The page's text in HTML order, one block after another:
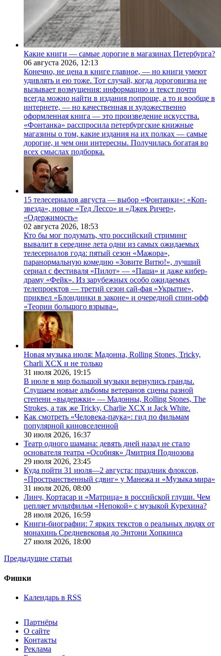
Какие книги — самые дорогие в магазинах Петербурга?
06 августа 2026, 12:13
Конечно, не цена в книге главное, — но книги умеют
удивлять и ею тоже. Тот случай, когда дороговизна не
вызывает возмущения: информацию и текст почти
всегда можно найти в издания попроще, а то и вообще в
интернете, — но качественная и художественно
оформленная книга — это произведение искусства.
«Фонтанка» расспросила петербургские книжные
магазины о том, какие издания на их полках — самые
дорогие, и чем они интересны. Получилась богатая во
всех смыслах подборка.
15 телесериалов августа — выбор «Фонтанки»: «Коп-
звезда», новые «Тед Лессо» и «Джек Ричер»,
«Одержимость»
02 августа 2026, 18:53
Кто бы мог подумать, что российский стриминг
вывалит в середине лета одни из самых ожидаемых
телесериалов года: пятый сезон «Мажора»,
паранормальную комедию «Зовите Витю!», лучший
сериал с фестиваля «Пилот» — «Паша» и даже кибер-
драму «Фейк». Из зарубежных особо ожидаемых
телепроектов — третий сезон сай-фая «Укрытие»,
приквел «Блондинки в законе» и очередной спин-офф
«Теории большого взрыва».
Новая музыка июля: Мадонна, Rolling Stones, Tricky,
Charli XCX и не только
31 июля 2026, 19:15
В июле в мир большой музыки вернулись гранды.
Слушаем новые альбомы ветеранов сцены разной
степени «выдержки» — Мадонны, Rolling Stones, The
Strokes, а так же Tricky, Charlie XCX и Jack White.
Как смотреть «Человека-паука»: гид по фильмам
популярной киновселенной
30 июля 2026, 16:37
Театр одного шамана: девять дней назад не стало
основателя театра «Особняк» Дмитрия Поднозова
29 июля 2026, 23:45
Куда пойти 31 июля—2 августа: праздник флоксов,
«Пространственный сдвиг» у Манежа и «Музыка мира»
31 июля 2026, 08:00
Линч, Кортасар и «Матрица» в российской глуши. Чем
цепляет мультфильм «Непокой» с музыкой Курехина?
28 июля 2026, 16:59
Книги-биографии: 7 ярких текстов о реальных людях от
монахинь Средневековья до Энтони Хопкинса
27 июля 2026, 18:00
Предыдущие статьи
Фишки
Календарь в RSS
Партнёры
О сайте
Контакты
Реклама